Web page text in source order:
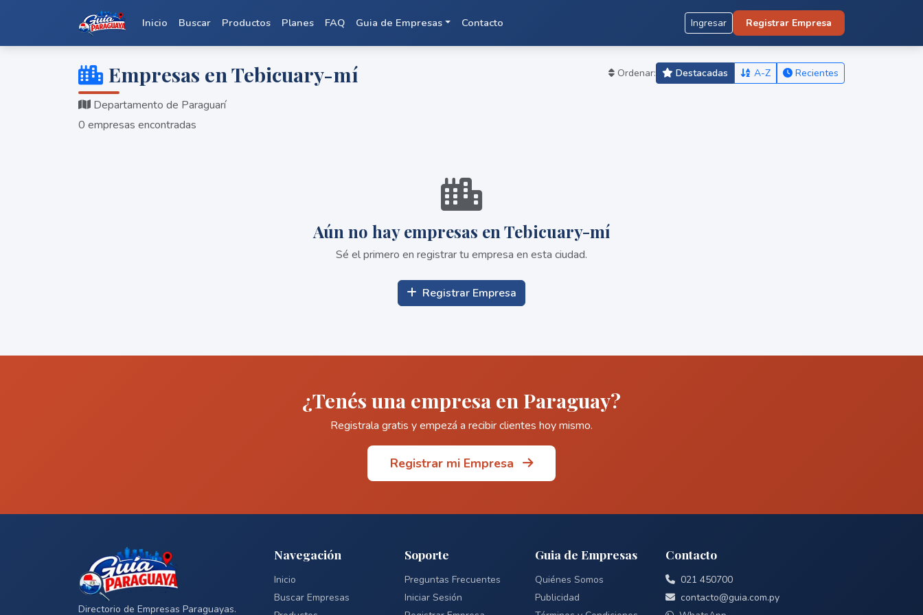
Inicio Buscar Productos Planes FAQ Guia de Empresas Contacto Ingresar Registrar Empresa
Empresas en Tebicuary-mí
Departamento de Paraguarí
0 empresas encontradas
Ordenar: Destacadas A-Z Recientes
Aún no hay empresas en Tebicuary-mí
Sé el primero en registrar tu empresa en esta ciudad.
Registrar Empresa
¿Tenés una empresa en Paraguay?
Registrala gratis y empezá a recibir clientes hoy mismo.
Registrar mi Empresa
Directorio de Empresas Paraguayas.
Navegación
Inicio
Buscar Empresas
Soporte
Preguntas Frecuentes
Iniciar Sesión
Guia de Empresas
Quiénes Somos
Publicidad
Contacto
021 450700
contacto@guia.com.py